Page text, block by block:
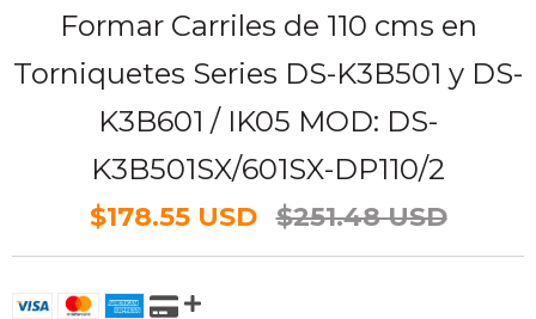
Formar Carriles de 110 cms en
Torniquetes Series DS-K3B501 y DS-
K3B601 / IK05 MOD: DS-
K3B501SX/601SX-DP110/2
$178.55 USD $251.48 USD